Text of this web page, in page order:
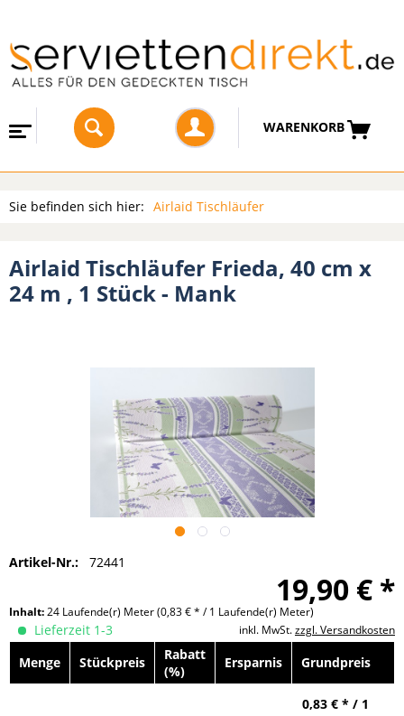
WARENKORB
Sie befinden sich hier: Airlaid Tischläufer
Airlaid Tischläufer Frieda, 40 cm x
24 m , 1 Stück - Mank
Artikel-Nr.: 72441
19,90 € *
Inhalt:24 Laufende(r) Meter(0,83 € * / 1 Laufende(r) Meter)
inkl. MwSt.zzgl. Versandkosten
Lieferzeit 1-3
Menge
Stückpreis
Rabatt
(%)
Ersparnis Grundpreis
0,83 € * / 1